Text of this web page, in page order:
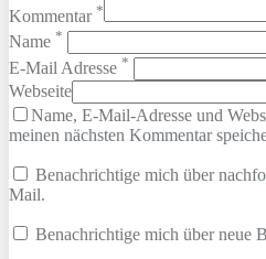
Kommentar *
Name *
E-Mail Adresse *
Webseite
Name, E-Mail-Adresse und
meinen nächsten Kommentar
Benachrichtige mich über
Mail.
Benachrichtige mich über neue